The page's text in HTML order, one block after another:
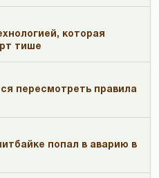
которая
тише
пересмотреть правила
попал в аварию в